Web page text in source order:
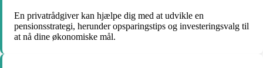
En privatrådgiver kan hjælpe dig med at udvikle en
pensionsstrategi, herunder opsparingstips og investeringsvalg til
at nå dine økonomiske mål.